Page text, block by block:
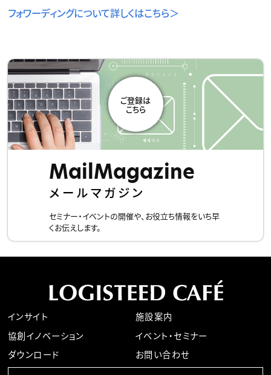
施し、適切に管理いたします。その他、法令に基づく場合や同
ー（Cookie）やWebビーコン（クリアGIF）を利用しています。
本サイトでご提供頂きましたお客さまの個人情報は、クッキー
やWebビーコンおよび類似の技術を利用し、当社のWebペー
ジの閲覧・利用状況と紐付けして取得しています 。
■当社が保有しているお客さまの個人情報について、利用目
的の通知、開示、内容の訂正、追加又は削除、利用の停止、消
去及び第三者への提供の停止、記録の開示の請求等、または
苦情、相談をお申し出になる場合には、下記お問い合わせ窓
口までご連絡下さい。
【お問い合わせ窓口】
〒１０４ー８３５０ 東京都中央区京橋２ー９ー２ ロジステ
ロジスティード株式会社
『個人情報保護に関
をご確認ください。
フォワーディングについて詳しくはこちら＞
MailMagazine
メールマガジン
セミナー・イベントの開催や、お役立ち情報をいち早
くお伝えします。
インサイト
施設案内
協創イノベーション
イベント・セミナー
ダウンロード
お問い合わせ